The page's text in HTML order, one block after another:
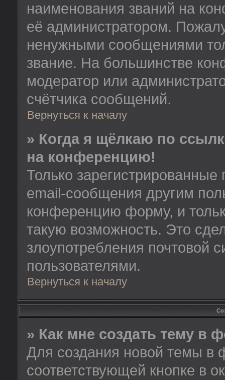
наименования званий на
её администратором.
ненужными сообщениями
звание. На большинстве
модератор или
счётчика сообщений.
Вернуться к началу
» Когда я щёлкаю по
на конференцию!
Только зарегистрированные
email-сообщения другим
конференцию форму, и
такую возможность. Это
злоупотребления почтовой
пользователями.
Вернуться к началу
» Как мне создать тему в
Для создания новой темы в
соответствующей кнопке в